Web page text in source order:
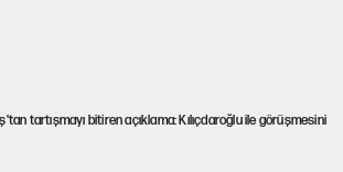
tartışmayı bitiren açıklama: Kılıçdaroğlu ile görüşmesini